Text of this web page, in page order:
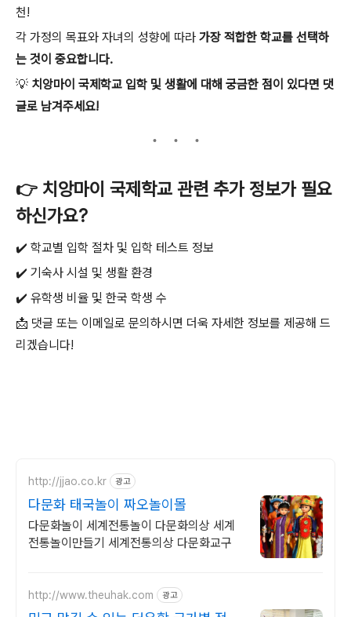
천!
각 가정의 목표와 자녀의 성향에 따라 가장 적합한 학교를 선택하
는 것이 중요합니다.
💡 치앙마이 국제학교 입학 및 생활에 대해 궁금한 점이 있다면 댓
글로 남겨주세요!
👉 치앙마이 국제학교 관련 추가 정보가 필요
하신가요?
✔️ 학교별 입학 절차 및 입학 테스트 정보
✔️ 기숙사 시설 및 생활 환경
✔️ 유학생 비율 및 한국 학생 수
📩 댓글 또는 이메일로 문의하시면 더욱 자세한 정보를 제공해 드
리겠습니다!
http://jjao.co.kr 광고
다문화 태국놀이 짜오놀이몰
다문화놀이 세계전통놀이 다문화의상 세계
전통놀이만들기 세계전통의상 다문화교구
http://www.theuhak.com 광고